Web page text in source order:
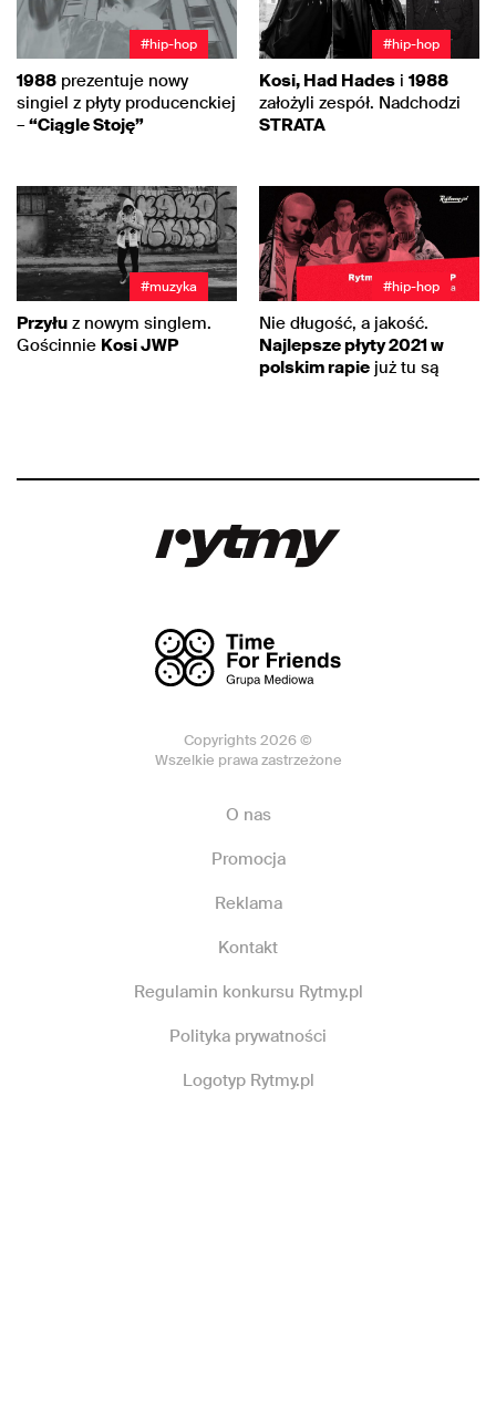
#hip-hop
1988 prezentuje nowy
singiel z płyty producenckiej
–“Ciągle Stoję”
#hip-hop
Kosi, Had Hades i 1988
założyli zespół. Nadchodzi
STRATA
#muzyka
Przyłu z nowym singlem.
Gościnnie Kosi JWP
#hip-hop
Nie długość, a jakość.
Najlepsze płyty 2021 w
polskim rapie już tu są
Copyrights 2026 ©
Wszelkie prawa zastrzeżone
O nas
Promocja
Reklama
Kontakt
Regulamin konkursu Rytmy.pl
Polityka prywatności
Logotyp Rytmy.pl